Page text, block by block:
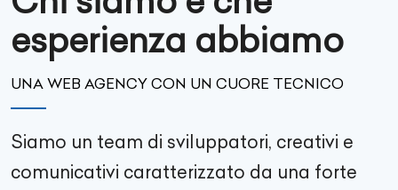
esperienza abbiamo
UNA WEB AGENCY CON UN CUORE TECNICO
Siamo un team di sviluppatori, creativi e
comunicativi caratterizzato da una forte